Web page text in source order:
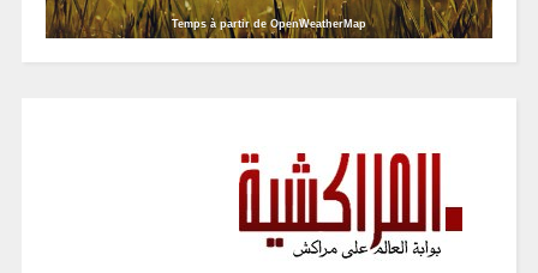
Temps à partir de OpenWeatherMap